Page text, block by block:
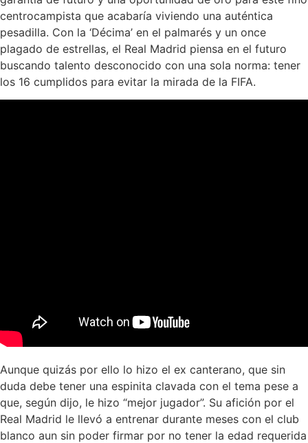
centrocampista que acabaría viviendo una auténtica
pesadilla. Con la ‘Décima’ en el palmarés y un once
plagado de estrellas, el Real Madrid piensa en el futuro
buscando talento desconocido con una sola norma: tener
los 16 cumplidos para evitar la mirada de la FIFA.
Aunque quizás por ello lo hizo el ex canterano, que sin
duda debe tener una espinita clavada con el tema pese a
que, según dijo, le hizo “mejor jugador”. Su afición por el
Real Madrid le llevó a entrenar durante meses con el club
blanco aun sin poder firmar por no tener la edad requerida